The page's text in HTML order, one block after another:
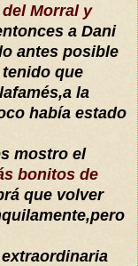
Morral y
a Dani
antes posible
que
la
había estado
mostro el
bonitos de
que volver